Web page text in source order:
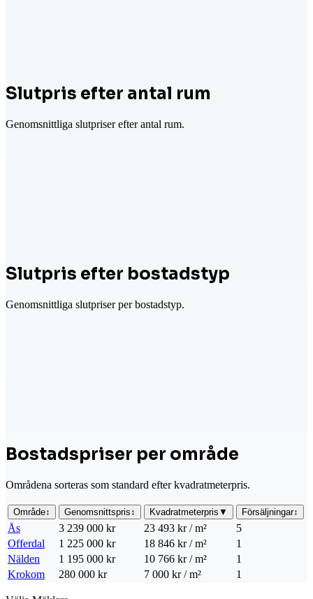
Slutpris efter antal rum
Genomsnittliga slutpriser efter antal rum.
Slutpris efter bostadstyp
Genomsnittliga slutpriser per bostadstyp.
Bostadspriser per område
Områdena sorteras som standard efter kvadratmeterpris.
Område↕ Genomsnittspris↕ Kvadratmeterpris ▼ Försäljningar↕
Ås 3 239 000 kr 23 493 kr / m²
5
Offerdal
1 225 000 kr 18 846 kr / m²
1
Nälden
1 195 000 kr 10 766 kr / m²
1
Krokom
280 000 kr 7 000 kr / m² 1